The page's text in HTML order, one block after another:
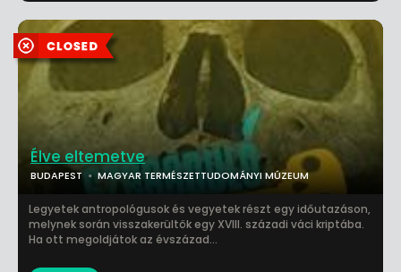
Élve eltemetve
BUDAPEST MAGYAR TERMÉSZETTUDOMÁNYI MÚZEUM
Legyetek antropológusok és vegyetek részt egy időutazáson,
melynek során visszakerültök egy XVIII. századi váci kriptába.
Ha ott megoldjátok az évszázad...